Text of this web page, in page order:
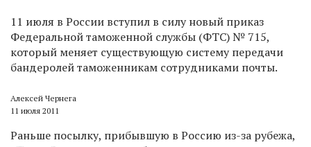
11 июля в России вступил в силу новый приказ
Федеральной таможенной службы (ФТС) № 715,
который меняет существующую систему передачи
бандеролей таможенникам сотрудниками почты.
Алексей Чернега
11 июля 2011
Раньше посылку, прибывшую в Россию из-за рубежа,